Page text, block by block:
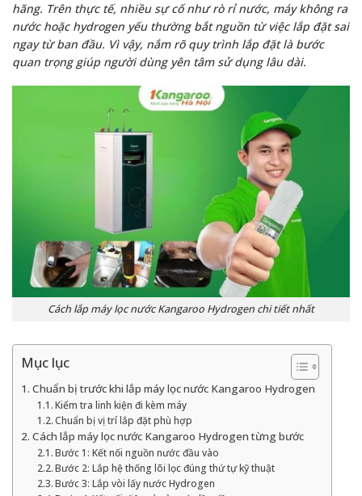
hãng. Trên thực tế, nhiều sự cố như rò rỉ nước, máy không ra
nước hoặc hydrogen yếu thường bắt nguồn từ việc lắp đặt sai
ngay từ ban đầu. Vì vậy, nắm rõ quy trình lắp đặt là bước
quan trọng giúp người dùng yên tâm sử dụng lâu dài.
Cách lắp máy lọc nước Kangaroo Hydrogen chi tiết nhất
Mục lục
Chuẩn bị trước khi lắp máy lọc nước Kangaroo Hydrogen
Kiểm tra linh kiện đi kèm máy
Chuẩn bị vị trí lắp đặt phù hợp
Cách lắp máy lọc nước Kangaroo Hydrogen từng bước
Bước 1: Kết nối nguồn nước đầu vào
Bước 2: Lắp hệ thống lõi lọc đúng thứ tự kỹ thuật
Bước 3: Lắp vòi lấy nước Hydrogen